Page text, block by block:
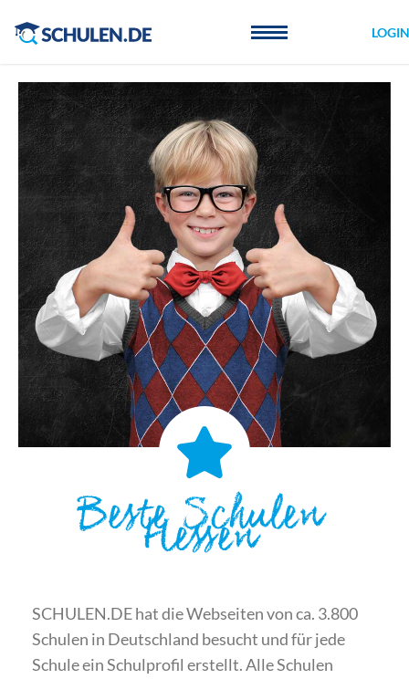
LOGIN
Beste Schulen
Hessen
SCHULEN.DE hat die Webseiten von ca. 3.800
Schulen in Deutschland besucht und für jede
Schule ein Schulprofil erstellt. Alle Schulen